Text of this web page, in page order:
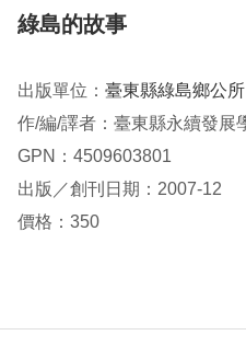
綠島的故事
出版單位： 臺東縣綠島鄉公所
作/編/譯者：臺東縣永續發展
GPN：4509603801
出版／創刊日期：2007-12
價格：350